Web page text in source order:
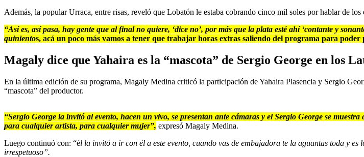
Además, la popular Urraca, entre risas, reveló que Lobatón le estaba cobrando cinco mil soles por hablar de
“Así es, así pasa, hay gente que al final no quiere, ‘dice no’, por más que la plata esté ahí ‘contante y
quinientos, acá un poco más vamos a tener que trabajar horas extras saliendo del programa para poder
Magaly dice que Yahaira es la “mascota” de Sergio George en los
En la última edición de su programa, Magaly Medina criticó la participación de Yahaira Plasencia y Sergio
“mascota” del productor.
“Sergio George la invitó al evento, hacen un vivo, se presentan ante cámaras y el Sergio George se
para cualquier artista, para cualquier mujer”, expresó Magaly Medina.
Luego continuó con: “él la invitó a ir con él a este evento, cuando vas de embajadora te la aguantas toda y
irrespetuoso”.